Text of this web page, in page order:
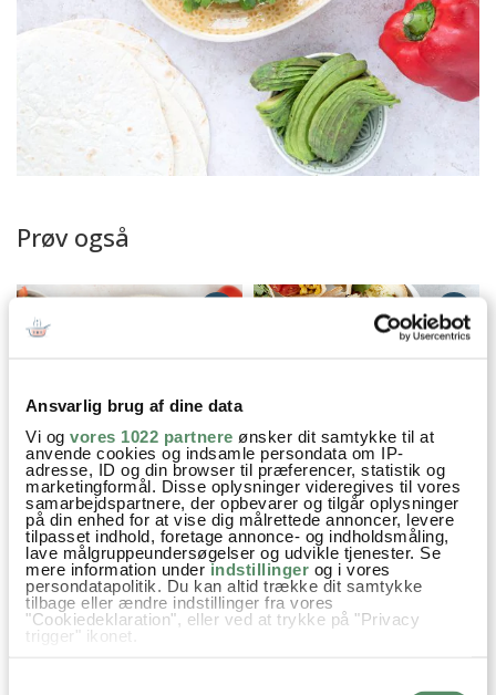
Ansvarlig brug af dine data
Vi og vores 1022 partnere ønsker dit samtykke til at
anvende cookies og indsamle persondata om IP-
adresse, ID og din browser til præferencer, statistik og
marketingformål. Disse oplysninger videregives til vores
samarbejdspartnere, der opbevarer og tilgår oplysninger
på din enhed for at vise dig målrettede annoncer, levere
tilpasset indhold, foretage annonce- og indholdsmåling,
lave målgruppeundersøgelser og udvikle tjenester. Se
mere information underindstillinger og i vores
persondatapolitik. Du kan altid trække dit samtykke
tilbage eller ændre indstillinger fra vores
"Cookiedeklaration", eller ved at trykke på "Privacy
trigger" ikonet.
Indsamle præcise oplysninger om din placering,
Prøv også
TAQUITOS MED OKSEKØD
OG MAJS
TACOSKÅLE MED KYLLING
Aftensmad Grill opskrifter Mexicansk